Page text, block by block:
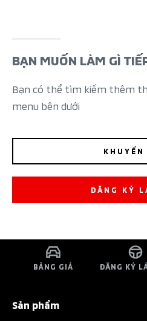
BẠN MUỐN LÀM GÌ
Bạn có thể tìm kiếm thêm
menu bên dưới
KHUYẾN
ĐĂNG KÝ
BẢNG GIÁ ĐĂNG KÝ
Sản phẩm